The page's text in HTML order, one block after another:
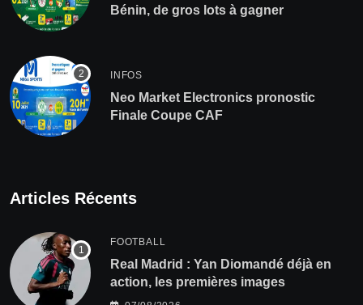
Bénin, de gros lots à gagner
INFOS
Neo Market Electronics pronostic
Finale Coupe CAF
Articles Récents
FOOTBALL
Real Madrid : Yan Diomandé déjà en
action, les premières images